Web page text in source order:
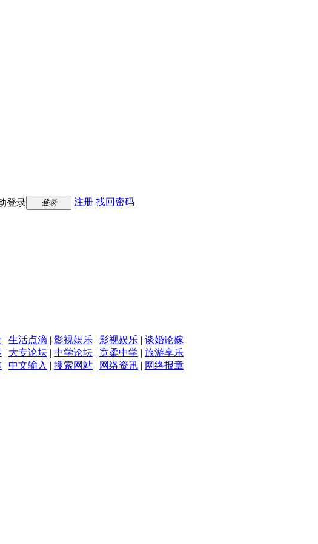
登录 登录 注册 找回密码
| 生活点滴 | 影视娱乐 | 影视娱乐 | 谈婚论嫁
| 大专论坛 | 中学论坛 | 宽柔中学 | 旅游享乐
| 中文输入 | 搜索网站 | 网络资讯 | 网络报章